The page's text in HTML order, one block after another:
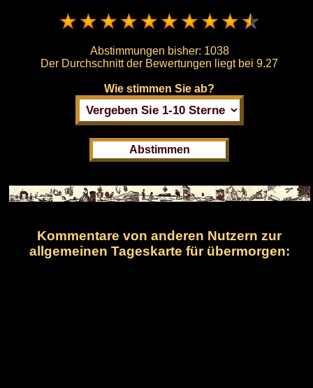
Abstimmungen bisher: 1038
Der Durchschnitt der Bewertungen liegt bei 9.27
Wie stimmen Sie ab?
Kommentare von anderen Nutzern zur
allgemeinen Tageskarte für übermorgen: